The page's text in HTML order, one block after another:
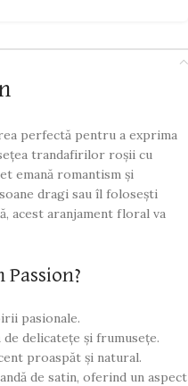
perfectă pentru a exprima
trandafirilor roșii cu
emană romantism și
dragi sau îl folosești
acest aranjament floral va
pasionale.
de delicatețe și frumusețe.
proaspăt și natural.
de satin, oferind un aspect